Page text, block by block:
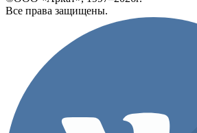
Все права защищены.